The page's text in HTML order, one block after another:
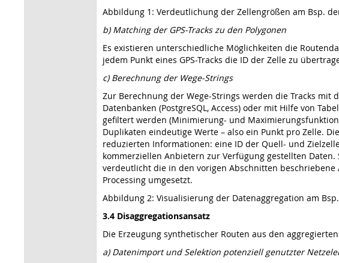
Abbildung 1: Verdeutlichung der Zellengrößen am Bsp.
b) Matching der GPS-Tracks zu den Polygonen
Es existieren unterschiedliche Möglichkeiten die
jedem Punkt eines GPS-Tracks die ID der Zelle zu
c) Berechnung der Wege-Strings
Zur Berechnung der Wege-Strings werden die Tracks
Datenbanken (PostgreSQL, Access) oder mit Hilfe von
gefiltert werden (Minimierung- und
Duplikaten eindeutige Werte – also ein Punkt pro Zelle.
reduzierten Informationen: eine ID der Quell- und
kommerziellen Anbietern zur Verfügung gestellten
verdeutlicht die in den vorigen Abschnitten beschriebene
Processing umgesetzt.
Abbildung 2: Visualisierung der Datenaggregation am Bsp.
3.4 Disaggregationsansatz
Die Erzeugung synthetischer Routen aus den
a) Datenimport und Selektion potenziell genutzter